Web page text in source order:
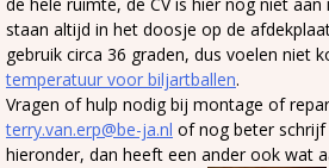
de hele ruimte, de CV is hier nog niet aan
staan altijd in het doosje op de
gebruik circa 36 graden, dus voelen niet
temperatuur voor biljartballen.
Vragen of hulp nodig bij montage of
terry.van.erp@be-ja.nl of nog beter
hieronder, dan heeft een ander ook wat